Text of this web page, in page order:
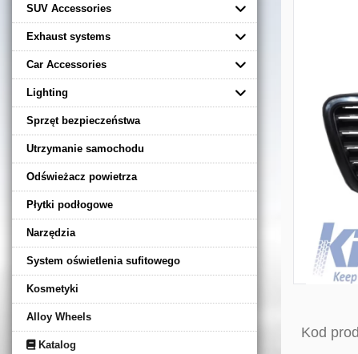
SUV Accessories
Exhaust systems
Car Accessories
Lighting
Sprzęt bezpieczeństwa
Utrzymanie samochodu
Odświeżacz powietrza
Płytki podłogowe
Narzędzia
System oświetlenia sufitowego
Kosmetyki
Alloy Wheels
Katalog
Kod